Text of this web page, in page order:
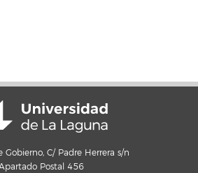
Gobierno, C/ Padre Herrera s/n
Postal 456